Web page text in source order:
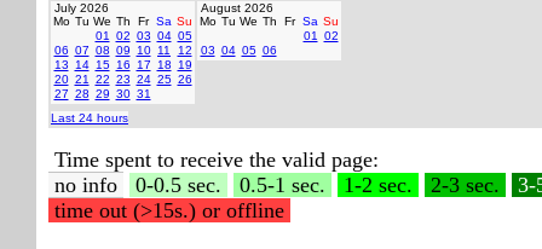
July 2026
Mo Tu We Th Fr Sa Su
01
02 03 04 05
06 07 08 09 10 11
12
13
14 15 16 17 18
19
20 21 22 23 24 25 26
27 28 29 30 31
August 2026
Mo Tu We Th Fr Sa Su
01
02
03 04 05 06
Last 24 hours
Time spent to receive the valid page:
no info
0-0.5 sec. 0.5-1 sec. 1-2 sec. 2-3 sec.
3-
time out (>15s.) or offline